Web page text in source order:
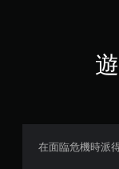
在面臨危機時派